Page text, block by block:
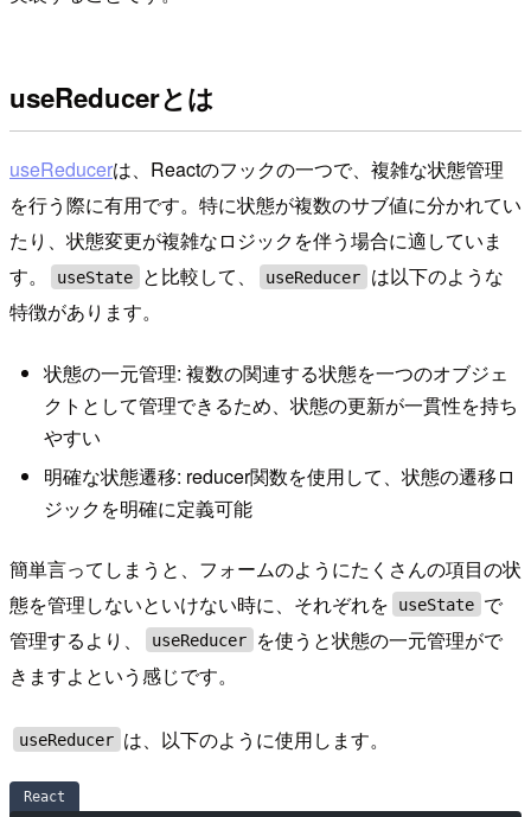
useReducerとは
useReducerは、Reactのフックの一つで、複雑な状態管理
を行う際に有用です。特に状態が複数のサブ値に分かれてい
たり、状態変更が複雑なロジックを伴う場合に適していま
す。
useState と比較して、 useReducer
は以下のような
特徴があります。
状態の一元管理: 複数の関連する状態を一つのオブジェ
クトとして管理できるため、状態の更新が一貫性を持ち
やすい
明確な状態遷移: reducer関数を使用して、状態の遷移ロ
ジックを明確に定義可能
簡単言ってしまうと、フォームのようにたくさんの項目の状
態を管理しないといけない時に、それぞれを
useState で
管理するより、
useReducer
を使うと状態の一元管理がで
きますよという感じです。
useReducer は、以下のように使用します。
React